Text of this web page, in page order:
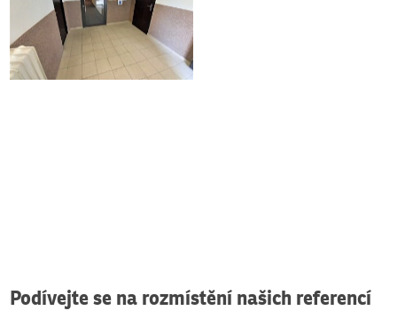
Podívejte se na rozmístění našich referencí